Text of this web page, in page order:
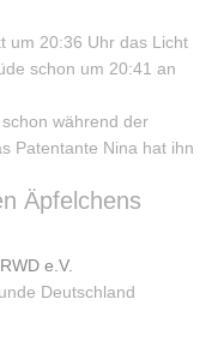
um 20:36 Uhr das Licht
schon um 20:41 an
während der
Patentante Nina hat ihn
Äpfelchens
e.V.
Deutschland